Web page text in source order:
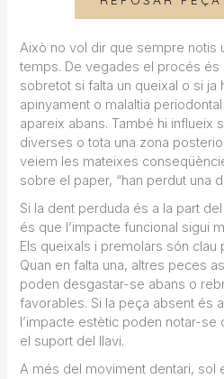
Això no vol dir que sempre notis
temps. De vegades el procés és
sobretot si falta un queixal o si ja
apinyament o malaltia
apareix abans. També hi influeix
diverses o tota una zona
veiem les mateixes
sobre el paper, “han perdut una
Si la dent perduda és a la part
és que l’impacte funcional sigui
Els queixals i premolars són clau
Quan en falta una, altres peces
poden desgastar-se abans o
favorables. Si la peça absent és
l’impacte estètic poden notar-se
el suport del llavi.
A més del moviment dentari, sol